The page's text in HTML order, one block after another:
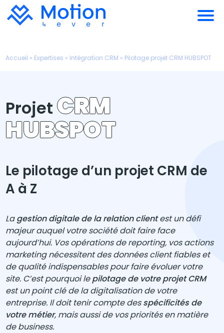
Accueil » Expertises » Intégration CRM » Pilotage projet CRM HUBSPOT
ProjetCRM
HUBSPOT
Le pilotage d’un projet CRM de
A à Z
Lagestion digitale de la relation clientest un défi
majeur auquel votre société doit faire face
aujourd’hui. Vos opérations de reporting, vos actions
marketing nécessitent des données client fiables et
de qualité indispensables pour faire évoluer votre
site. C’est pourquoi lepilotage de votre projet CRM
est un point clé de la digitalisation de votre
entreprise. Il doit tenir compte desspécificités de
votre métier, mais aussi de vos priorités en matière
de business.